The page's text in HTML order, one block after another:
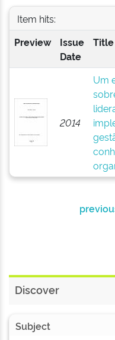
Item hits:
Preview
Issue
Date
Title
2014
Um
Discover
Subject